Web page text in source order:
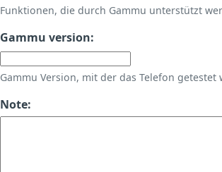
Funktionen, die durch Gammu unterstützt
Gammu version:
Gammu Version, mit der das Telefon getestet
Note: